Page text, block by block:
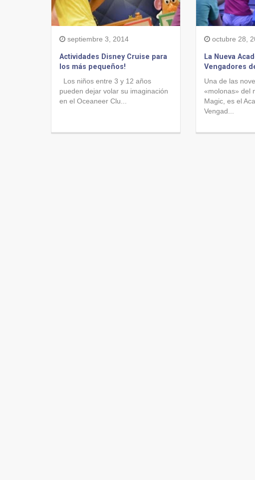
septiembre 3, 2014
Actividades Disney Cruise para
los más pequeños!
Los niños entre 3 y 12 años
pueden dejar volar su imaginación
en el Oceaneer Clu...
octubre 28,
La Nueva
Vengadores
Una de las
«molonas» del
Magic, es el
Vengad...